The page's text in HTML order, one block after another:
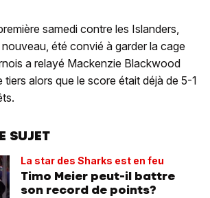
samedi contre les Islanders,
été convié à garder la cage
a relayé Mackenzie Blackwood
tiers alors que le score était déjà de 5-1
SUJET
La star des Sharks est en feu
Timo Meier peut-il battre
son record de points?